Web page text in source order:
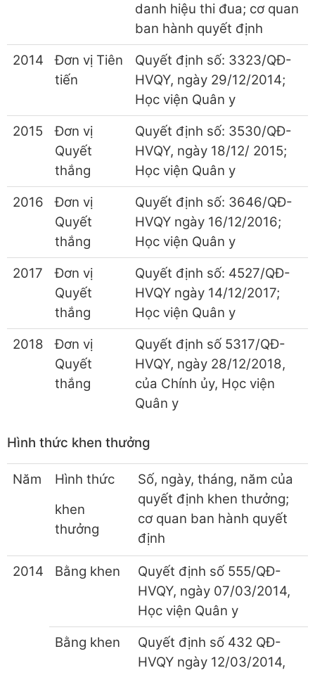
danh hiệu thi đua; cơ quan
ban hành quyết định
2014
Đơn vị Tiên
tiến
Quyết định số: 3323/QĐ-
HVQY, ngày 29/12/2014;
Học viện Quân y
2015
Đơn vị
Quyết
thắng
Quyết định số: 3530/QĐ-
HVQY, ngày 18/12/ 2015;
Học viện Quân y
2016
Đơn vị
Quyết
thắng
Quyết định số: 3646/QĐ-
HVQY ngày 16/12/2016;
Học viện Quân y
2017
Đơn vị
Quyết
thắng
Quyết định số: 4527/QĐ-
HVQY ngày 14/12/2017;
Học viện Quân y
2018
Đơn vị
Quyết
thắng
Quyết định số 5317/QĐ-
HVQY, ngày 28/12/2018,
của Chính ủy, Học viện
Quân y
Hình thức khen thưởng
Năm
Hình thức
khen
thưởng
Số, ngày, tháng, năm của
quyết định khen thưởng;
cơ quan ban hành quyết
định
2014 Bằng khen
Quyết định số 555/QĐ-
HVQY, ngày 07/03/2014,
Học viện Quân y
Bằng khen
Quyết định số 432 QĐ-
HVQY ngày 12/03/2014,